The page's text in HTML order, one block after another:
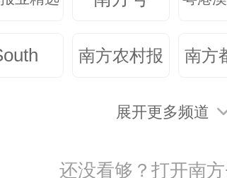
发展的战略擘画，让大
东坚持以习近平新时代
广东改革开放实践的新
南方农村报 南方
展开更多频道
还没看够？打开南